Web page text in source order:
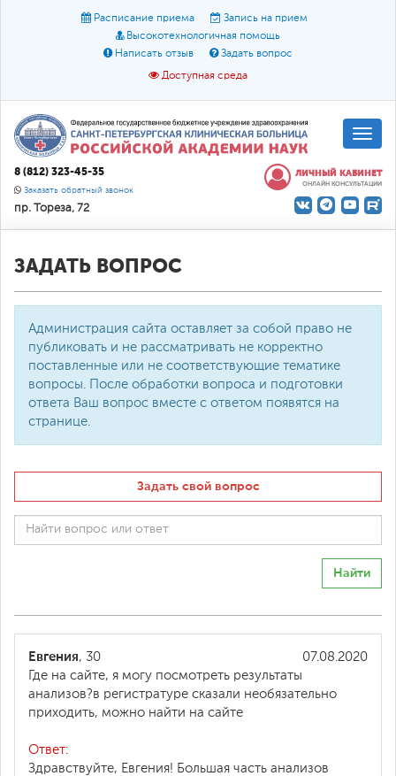
Расписание приема
Запись на прием
Высокотехнологичная помощь
Написать отзыв
Задать вопрос
Доступная среда
Размер шрифта: A A A
Цвет:
О доступной среде
8 (812) 323-45-35
Заказать обратный звонок
пр. Тореза, 72
ЛИЧНЫЙ КАБИНЕТ
ОНЛАЙН КОНСУЛЬТАЦИИ
ЗАДАТЬ ВОПРОС
Администрация сайта оставляет за собой право не
публиковать и не рассматривать не корректно
поставленные или не соответствующие тематике
вопросы. После обработки вопроса и подготовки
ответа Ваш вопрос вместе с ответом появятся на
странице.
Задать свой вопрос
Найти
07.08.2020
Евгения, 30
Где на сайте, я могу посмотреть результаты
анализов?в регистратуре сказали необязательно
приходить, можно найти на сайте
Ответ:
Здравствуйте, Евгения! Большая часть анализов